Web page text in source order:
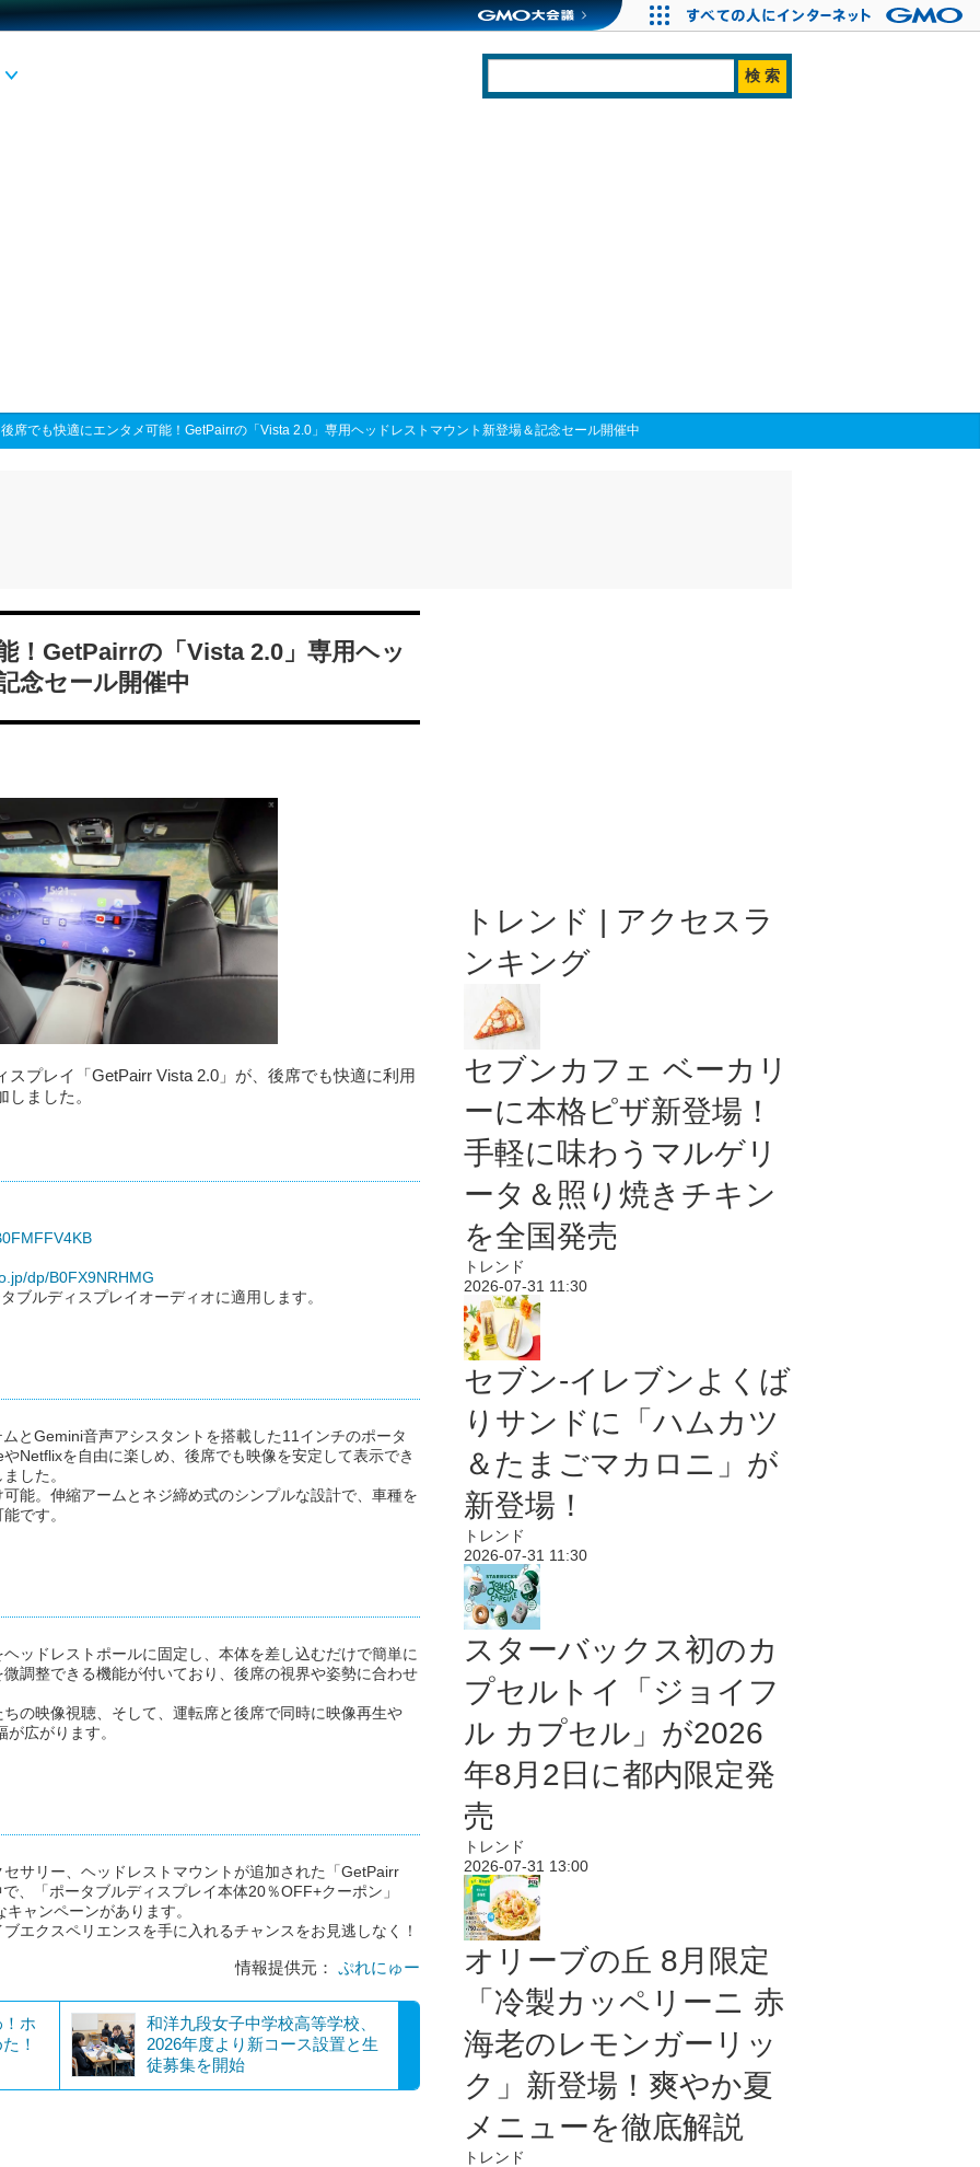
後席でも快適にエンタメ可能！GetPairrの「Vista 2.0」専用ヘッドレストマウント新登場＆記念セール開催中
！GetPairrの「Vista 2.0」専用ヘッ
念セール開催中
プレイ「GetPairr Vista 2.0」が、後席でも快適に利用
ました。
dp/B0FX9NRHMG
ルディスプレイオーディオに適用します。
とGemini音声アシスタントを搭載した11インチのポータ
Netflixを自由に楽しめ、後席でも映像を安定して表示でき
した。
能。伸縮アームとネジ締め式のシンプルな設計で、車種を
です。
ッドレストポールに固定し、本体を差し込むだけで簡単に
調整できる機能が付いており、後席の視界や姿勢に合わせ
の映像視聴、そして、運転席と後席で同時に映像再生や
広がります。
サリー、ヘッドレストマウントが追加された「GetPairr
、「ポータブルディスプレイ本体20％OFF+クーポン」
ャンペーンがあります。
エクスペリエンスを手に入れるチャンスをお見逃しなく！
情報提供元： ぷれにゅー
ホ
！
和洋九段女子中学校高等学校、
2026年度より新コース設置と生
徒募集を開始
トレンド | アクセスラ
ンキング
セブンカフェ ベーカリ
ーに本格ピザ新登場！
手軽に味わうマルゲリ
ータ＆照り焼きチキン
を全国発売
トレンド
2026-07-31 11:30
セブン‐イレブンよくば
りサンドに「ハムカツ
＆たまごマカロニ」が
新登場！
トレンド
2026-07-31 11:30
スターバックス初のカ
プセルトイ「ジョイフ
ル カプセル」が2026
年8月2日に都内限定発
売
トレンド
2026-07-31 13:00
オリーブの丘 8月限定
「冷製カッペリーニ 赤
海老のレモンガーリッ
ク」新登場！爽やか夏
メニューを徹底解説
トレンド